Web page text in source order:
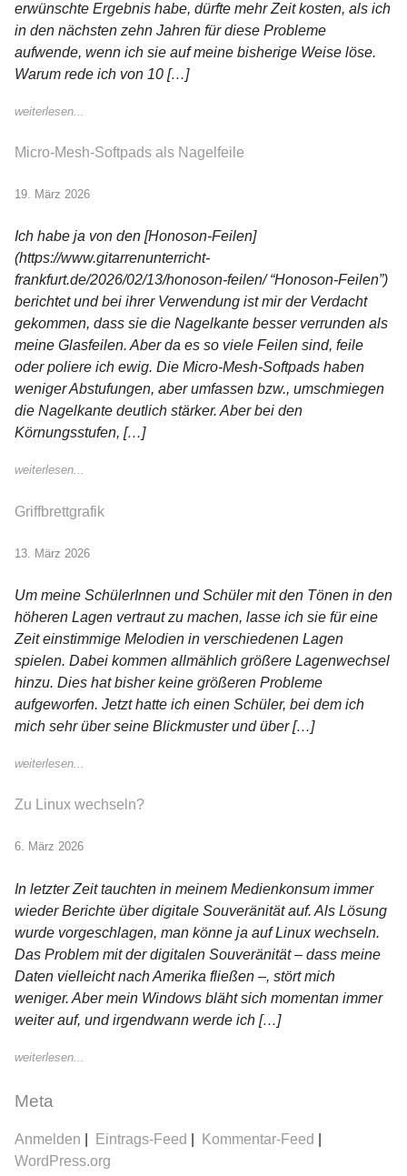
erwünschte Ergebnis habe, dürfte mehr Zeit kosten, als ich
in den nächsten zehn Jahren für diese Probleme
aufwende, wenn ich sie auf meine bisherige Weise löse.
Warum rede ich von 10 […]
weiterlesen...
Micro-Mesh-Softpads als Nagelfeile
19. März 2026
Ich habe ja von den [Honoson-Feilen]
(https://www.gitarrenunterricht-
frankfurt.de/2026/02/13/honoson-feilen/ “Honoson-Feilen”)
berichtet und bei ihrer Verwendung ist mir der Verdacht
gekommen, dass sie die Nagelkante besser verrunden als
meine Glasfeilen. Aber da es so viele Feilen sind, feile
oder poliere ich ewig. Die Micro-Mesh-Softpads haben
weniger Abstufungen, aber umfassen bzw., umschmiegen
die Nagelkante deutlich stärker. Aber bei den
Körnungsstufen, […]
weiterlesen...
Griffbrettgrafik
13. März 2026
Um meine SchülerInnen und Schüler mit den Tönen in den
höheren Lagen vertraut zu machen, lasse ich sie für eine
Zeit einstimmige Melodien in verschiedenen Lagen
spielen. Dabei kommen allmählich größere Lagenwechsel
hinzu. Dies hat bisher keine größeren Probleme
aufgeworfen. Jetzt hatte ich einen Schüler, bei dem ich
mich sehr über seine Blickmuster und über […]
weiterlesen...
Zu Linux wechseln?
6. März 2026
In letzter Zeit tauchten in meinem Medienkonsum immer
wieder Berichte über digitale Souveränität auf. Als Lösung
wurde vorgeschlagen, man könne ja auf Linux wechseln.
Das Problem mit der digitalen Souveränität – dass meine
Daten vielleicht nach Amerika fließen –, stört mich
weniger. Aber mein Windows bläht sich momentan immer
weiter auf, und irgendwann werde ich […]
weiterlesen...
Meta
Anmelden Eintrags-Feed
Kommentar-Feed
WordPress.org